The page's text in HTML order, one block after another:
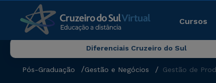
Cursos
Diferenciais Cruzeiro do Sul
Pós-Graduação Gestão e Negócios Gestão de